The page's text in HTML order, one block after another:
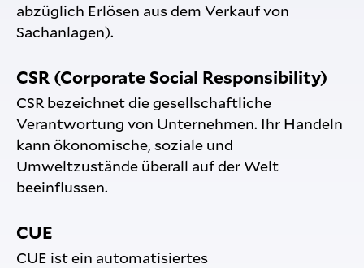
abzüglich Erlösen aus dem Verkauf von
Sachanlagen).
CSR (Corporate Social Responsibility)
CSR bezeichnet die gesellschaftliche
Verantwortung von Unternehmen. Ihr Handeln
kann ökonomische, soziale und
Umweltzustände überall auf der Welt
beeinflussen.
CUE
CUE ist ein automatisiertes